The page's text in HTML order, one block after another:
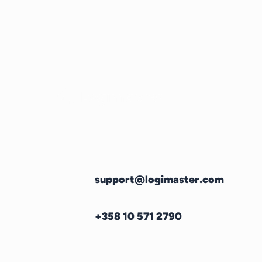
support@logimaster.com
+358 10 571 2790